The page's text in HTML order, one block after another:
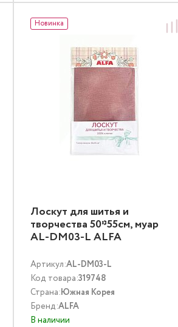
Новинка
Лоскут для шитья и
творчества 50*55см, муар
AL-DM03-L ALFA
Артикул:AL-DM03-L
Код товара:319748
Страна:Южная Корея
Бренд:ALFA
В наличии